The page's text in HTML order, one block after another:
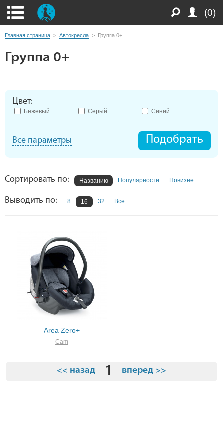
(0)
Главная страница > Автокресла > Группа 0+
Группа 0+
Цвет:
Бежевый Серый Синий
Все параметры Подобрать
Сортировать по: Названию Популярности Новизне
Выводить по: 8 16 32 Все
Area Zero+
Cam
<< назад 1 вперед >>